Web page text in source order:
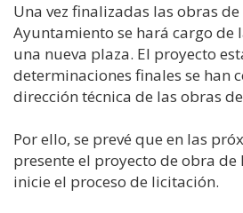
Una vez finalizadas las obras
Ayuntamiento se hará cargo de
una nueva plaza. El proyecto
determinaciones finales se han
dirección técnica de las obras
Por ello, se prevé que en las
presente el proyecto de obra de
inicie el proceso de licitación.